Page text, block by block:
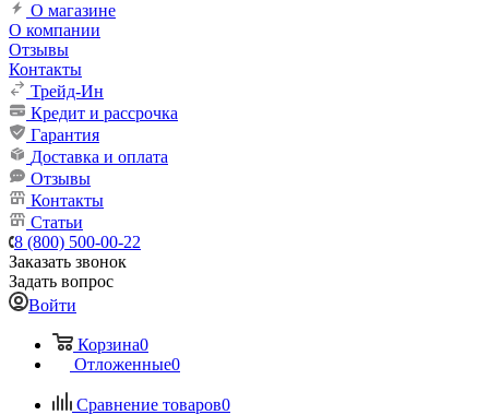
О магазине
О компании
Отзывы
Контакты
Трейд-Ин
Кредит и рассрочка
Гарантия
Доставка и оплата
Отзывы
Контакты
Статьи
8 (800) 500-00-22
Заказать звонок
Задать вопрос
Войти
Корзина0
Отложенные0
Сравнение товаров0